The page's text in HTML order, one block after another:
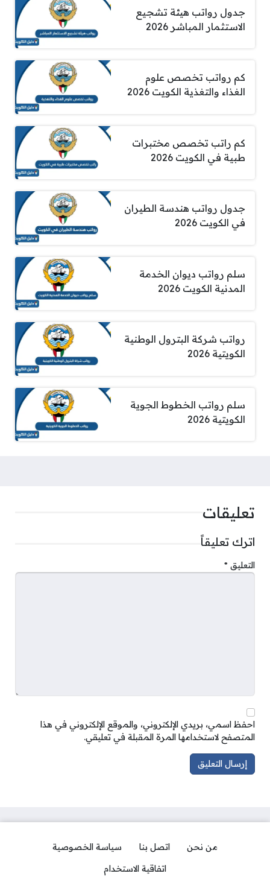
جدول رواتب هيئة تشجيع
الاستثمار المباشر 2026
كم رواتب تخصص علوم
الغذاء والتغذية الكويت 2026
كم راتب تخصص مختبرات
طبية في الكويت 2026
جدول رواتب هندسة الطيران
في الكويت 2026
سلم رواتب ديوان الخدمة
المدنية الكويت 2026
رواتب شركة البترول الوطنية
الكويتية 2026
سلم رواتب الخطوط الجوية
الكويتية 2026
تعليقات
اترك تعليقاً
التعليق *
احفظ اسمي، بريدي الإلكتروني، والموقع الإلكتروني في هذا
المتصفح لاستخدامها المرة المقبلة في تعليقي.
من نحن اتصل بنا
سياسة الخصوصية
اتفاقية الاستخدام